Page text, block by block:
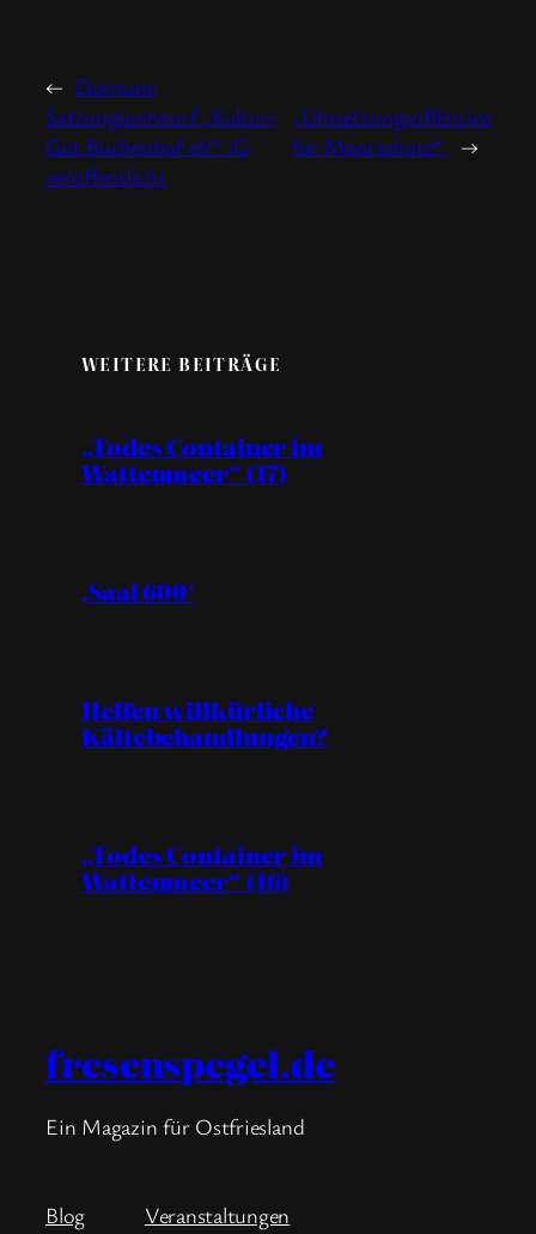
← Dornum:
Satzungsentwurf „Kultur-
Gut Buchenhof eV“ iG
veröffentlicht
„Umsetzungsoffensive
für Moorschutz“
→
WEITERE BEITRÄGE
„Todes Container im
Wattenmeer“ (17)
‚Saal 600‘
Helfen willkürliche
Kältebehandlungen?
„Todes Container im
Wattenmeer“ (16)
fresenspegel.de
Ein Magazin für Ostfriesland
Blog
Veranstaltungen